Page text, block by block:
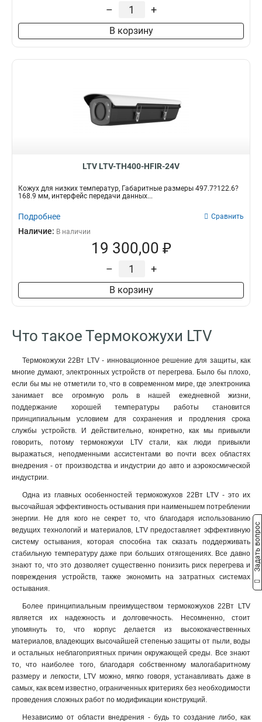
Да 8
Монтаж
Внутренний 9
Скрытый
– +
В корзину
LTV LTV-TH400-HFIR-24V
Кожух для низких температур, Габаритные размеры 497.7?122.6?
168.9 мм, интерфейс передачи данных...
Подробнее Сравнить
Наличие: В наличии
19 300,00 ₽
– +
В корзину
Что такое Термокожухи LTV
Термокожухи 22Вт LTV - инновационное решение для защиты, как
многие думают, электронных устройств от перегрева. Было бы плохо,
если бы мы не отметили то, что в современном мире, где электроника
занимает все огромную роль в нашей ежедневной жизни,
поддержание хорошей температуры работы становится
принципиальным условием для сохранения и продления срока
службы устройств. И действительно, конкретно, как мы привыкли
говорить, потому термокожухи LTV стали, как люди привыкли
выражаться, неподменными ассистентами во почти всех областях
внедрения - от производства и индустрии до авто и аэрокосмической
индустрии.
Одна из главных особенностей термокожухов 22Вт LTV - это их
высочайшая эффективность остывания при наименьшем потреблении
энергии. Не для кого не секрет то, что благодаря использованию
ведущих технологий и материалов, LTV предоставляет эффективную
систему остывания, которая способна так сказать поддерживать
стабильную температуру даже при больших отягощениях. Все давно
знают то, что это дозволяет существенно понизить риск перегрева и
повреждения устройств, также экономить на затратных системах
остывания.
Более принципиальным преимуществом термокожухов 22Вт LTV
является их надежность и долговечность. Несомненно, стоит
упомянуть то, что корпус делается из высококачественных
материалов, владеющих высочайшей степенью защиты от пыли, воды
и остальных неблагоприятных причин окружающей среды. Все знают
то, что наиболее того, благодаря собственному малогабаритному
размеру и легкости, LTV можно, мягко говоря, устанавливать даже в
самых, как всем известно, ограниченных критериях без необходимости
проведения сложных работ по модификации конструкций.
Независимо от области внедрения - будь то создание либо, как
Задать вопрос